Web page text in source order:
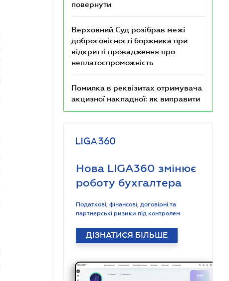
повернути
Верховний Суд розібрав межі
добросовісності боржника при
відкритті провадження про
неплатоспроможність
Помилка в реквізитах отримувача
акцизної накладної: як виправити
Нова LIGA360 змінює
роботу бухгалтера
Податкові, фінансові, договірні та
партнерські ризики під контролем
ДІЗНАТИСЯ БІЛЬШЕ